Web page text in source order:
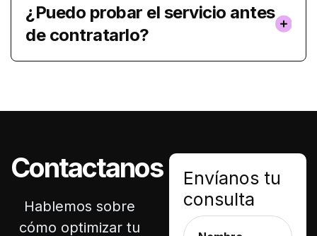
¿Puedo probar el servicio antes
de contratarlo?
Contactanos
Hablemos sobre
cómo optimizar tu
Envíanos tu
consulta